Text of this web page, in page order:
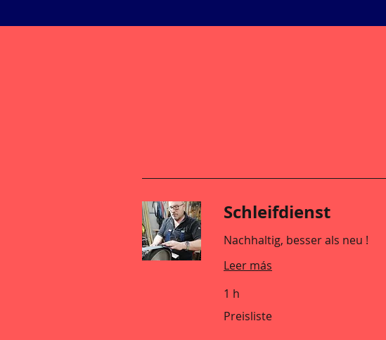
Schleifdienst
Nachhaltig, besser als neu !
Leer más
1 h
Preisliste